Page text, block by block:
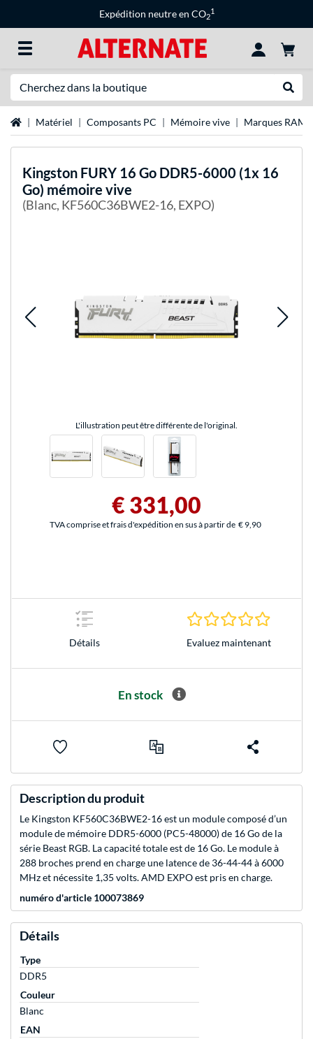
Expédition neutre en CO2
1
Page d'accueil
Matériel Composants PC Mémoire vive Marques RAM
Kingston FURY 16 Go DDR5-6000 (1x 16
Go) mémoire vive
(Blanc, KF560C36BWE2-16, EXPO)
L'illustration peut être différente de l'original.
€ 331,00
TVA comprise et frais d'expédition en sus à partir de € 9,90
Détails Evaluez maintenant
En stock
Description du produit
Le Kingston KF560C36BWE2-16 est un module composé d’un
module de mémoire DDR5-6000 (PC5-48000) de 16 Go de la
série Beast RGB. La capacité totale est de 16 Go. Le module à
288 broches prend en charge une latence de 36-44-44 à 6000
MHz et nécessite 1,35 volts. AMD EXPO est pris en charge.
numéro d'article 100073869
Détails
Type
DDR5
Couleur
Blanc
EAN